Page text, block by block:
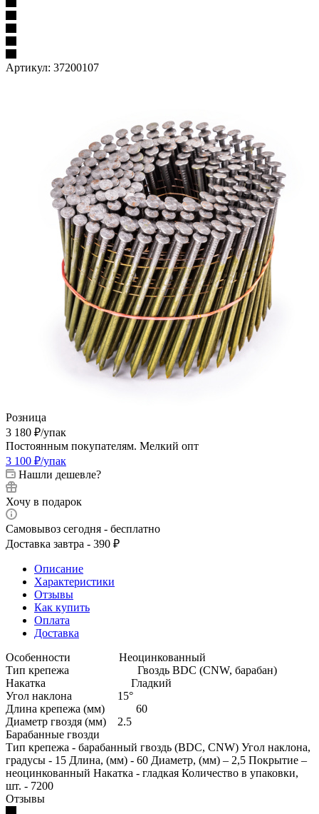
Артикул: 37200107
Розница
3 180 ₽/упак
Постоянным покупателям. Мелкий опт
3 100 ₽/упак
Нашли дешевле?
Хочу в подарок
Самовывоз сегодня - бесплатно
Доставка завтра - 390 ₽
Описание
Характеристики
Отзывы
Как купить
Оплата
Доставка
Особенности Неоцинкованный
Тип крепежа Гвоздь BDC (CNW, барабан)
Накатка Гладкий
Угол наклона 15°
Длина крепежа (мм) 60
Диаметр гвоздя (мм) 2.5
Барабанные гвозди
Тип крепежа - барабанный гвоздь (BDC, CNW) Угол наклона,
градусы - 15 Длина, (мм) - 60 Диаметр, (мм) – 2,5 Покрытие –
неоцинкованный Накатка - гладкая Количество в упаковки,
шт. - 7200
Отзывы